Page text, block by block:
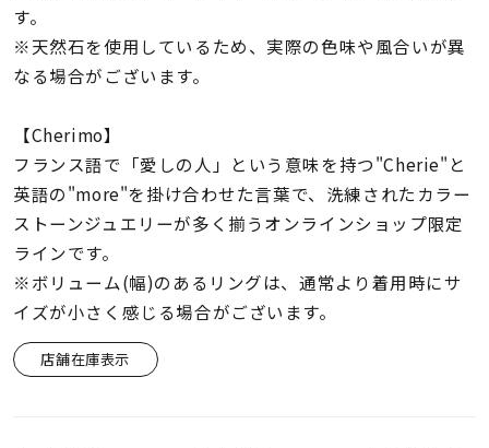
レディース
リングサイズ
～
メンズ
リングサイズ
～
価格
す。
※天然石を使用しているため、実際の色味や風合いが異
なる場合がございます。
【Cherimo】
フランス語で「愛しの人」という意味を持つ"Cherie"と
英語の"more"を掛け合わせた言葉で、洗練されたカラー
ストーンジュエリーが多く揃うオンラインショップ限定
ラインです。
※ボリューム(幅)のあるリングは、通常より着用時にサ
イズが小さく感じる場合がございます。
店舗在庫表示